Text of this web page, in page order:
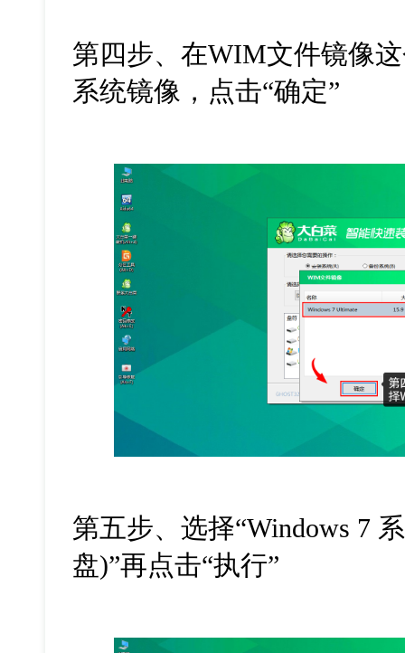
第四步、在WIM文件镜像
系统镜像，点击“确定”
第五步、选择“Windows 7
盘)”再点击“执行”